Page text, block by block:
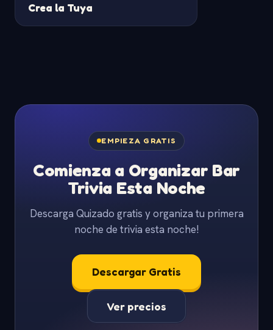
Crea la Tuya
EMPIEZA GRATIS
Comienza a Organizar Bar
Trivia Esta Noche
Descarga Quizado gratis y organiza tu primera
noche de trivia esta noche!
Descargar Gratis
Ver precios